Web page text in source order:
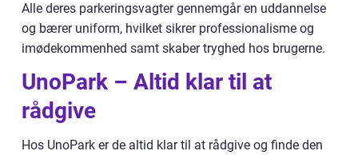
Alle deres parkeringsvagter gennemgår en uddannelse
og bærer uniform, hvilket sikrer professionalisme og
imødekommenhed samt skaber tryghed hos brugerne.
UnoPark – Altid klar til at
rådgive
Hos UnoPark er de altid klar til at rådgive og finde den